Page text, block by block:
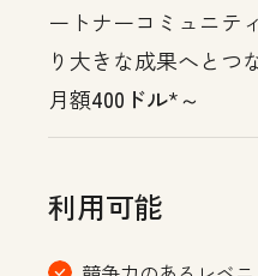
ートナーコミュニテ
り大きな成果へとつ
月額400ドル*～
利用可能